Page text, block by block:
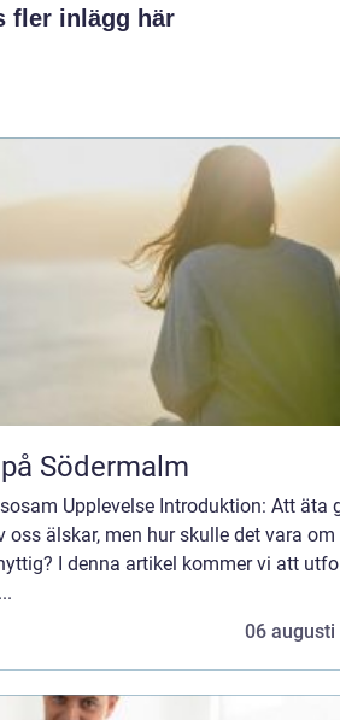
fler inlägg här
Södermalm
Upplevelse Introduktion: Att äta
älskar, men hur skulle det vara om
I denna artikel kommer vi att
06 augusti